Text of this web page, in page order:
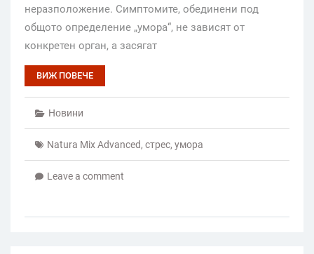
неразположение. Симптомите, обединени под
общото определение „умора“, не зависят от
конкретен орган, а засягат
ВИЖ ПОВЕЧЕ
Новини
Natura Mix Advanced, стрес, умора
Leave a comment